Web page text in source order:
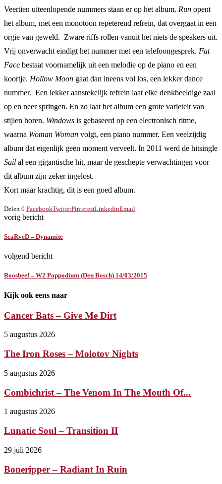
Veertien uiteenlopende nummers staan er op het album. Run opent
het album, met een monotoon repeterend refrein, dat overgaat in een
orgie van geweld. Zware riffs rollen vanuit het niets de speakers uit.
Vrij onverwacht eindigt het nummer met een telefoongesprek. Fat
Face bestaat voornamelijk uit een melodie op de piano en een
koortje. Hollow Moon gaat dan ineens vol los, een lekker dance
nummer. Een lekker aanstekelijk refrein laat elke denkbeeldige zaal
op en neer springen. En zo laat het album een grote varieteit van
stijlen horen. Windows is gebaseerd op een electronisch ritme,
waarna Woman Woman volgt, een piano nummer. Een veelzijdig
album dat eigenlijk geen moment verveelt. In 2011 werd de hitsingle
Sail al een gigantische hit, maar de geschepte verwachtingen voor
dit album zijn zeker ingelost.
Kort maar krachtig, dit is een goed album.
Delen 0 FacebookTwitterPinterestLinkedinEmail
vorig bericht
ScaRveD – Dynamite
volgend bericht
Roosbeef – W2 Poppodium (Den Bosch) 14/03/2015
Kijk ook eens naar
Cancer Bats – Give Me Dirt
5 augustus 2026
The Iron Roses – Molotov Nights
5 augustus 2026
Combichrist – The Venom In The Mouth Of...
1 augustus 2026
Lunatic Soul – Transition II
29 juli 2026
Boneripper – Radiant In Ruin